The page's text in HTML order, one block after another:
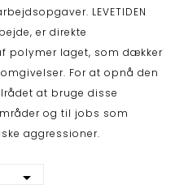
LEVETIDEN
er direkte
polymer laget, som dækker
For at opnå den
at bruge disse
og til jobs som
aggressioner.
